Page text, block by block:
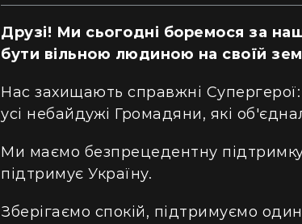
Друзі! Ми сьогодні боремося за
бути вільною людиною на своїй
Нас захищають справжні
усі небайдужі Громадяни, які
Ми маємо безпрецедентну
підтримує Україну.
Зберігаємо спокій, підтримуємо